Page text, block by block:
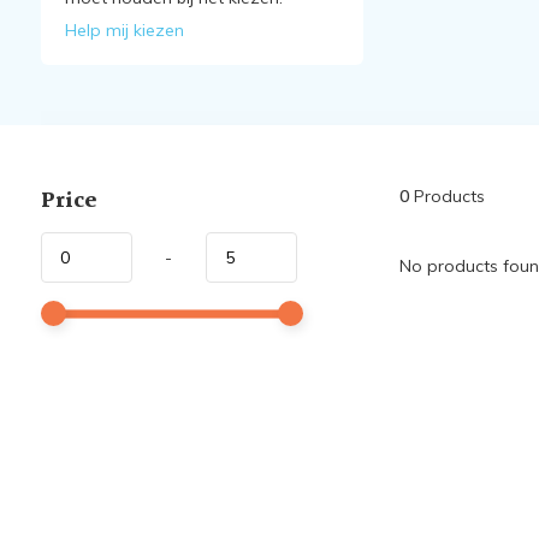
Help mij kiezen
Price
-
0Products
No products